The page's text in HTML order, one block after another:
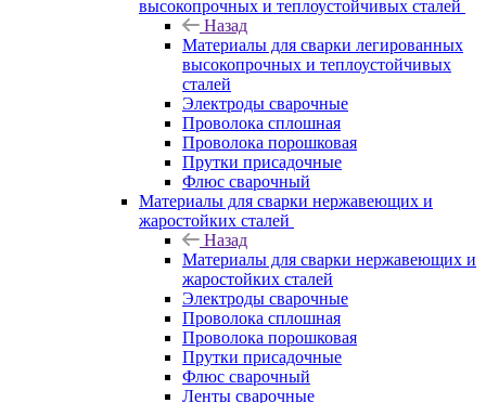
высокопрочных и теплоустойчивых сталей
Назад
Материалы для сварки легированных
высокопрочных и теплоустойчивых
сталей
Электроды сварочные
Проволока сплошная
Проволока порошковая
Прутки присадочные
Флюс сварочный
Материалы для сварки нержавеющих и
жаростойких сталей
Назад
Материалы для сварки нержавеющих и
жаростойких сталей
Электроды сварочные
Проволока сплошная
Проволока порошковая
Прутки присадочные
Флюс сварочный
Ленты сварочные